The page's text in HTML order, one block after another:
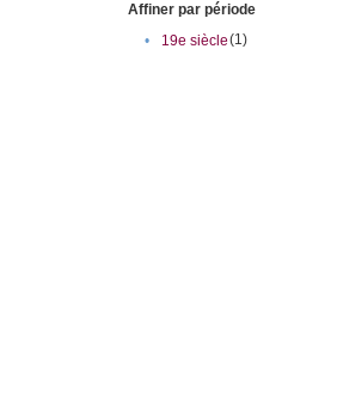
Affiner par période
•
19e siècle(1)